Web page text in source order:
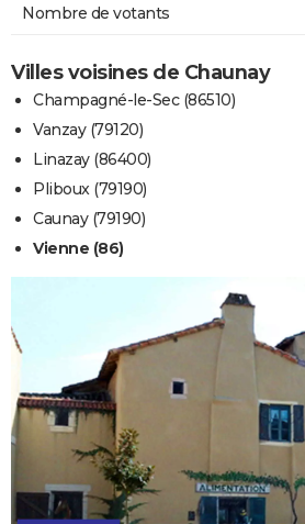
Nombre de votants
Villes voisines de Chaunay
Champagné-le-Sec (86510)
Vanzay (79120)
Linazay (86400)
Pliboux (79190)
Caunay (79190)
Vienne (86)